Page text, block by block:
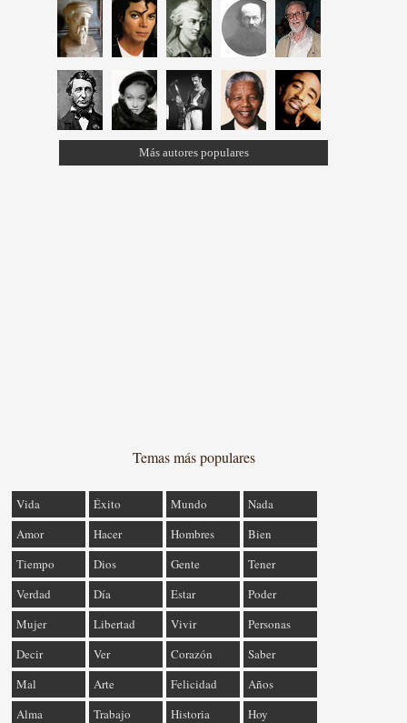
Más autores populares
Temas más populares
Vida Éxito Mundo
Nada
Amor
Hacer Hombres
Bien
Tiempo
Dios Gente
Tener
Verdad
Día Estar
Poder
Mujer
Libertad Vivir
Personas
Decir
Ver Corazón
Saber
Mal
Arte Felicidad
Años
Alma
Trabajo Historia Hoy